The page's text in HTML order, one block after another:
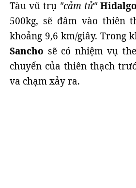
Tàu vũ trụ "cảm tử" Hidalgo
500kg, sẽ đâm vào thiên
khoảng 9,6 km/giây. Trong
Sancho sẽ có nhiệm vụ
chuyển của thiên thạch
va chạm xảy ra.